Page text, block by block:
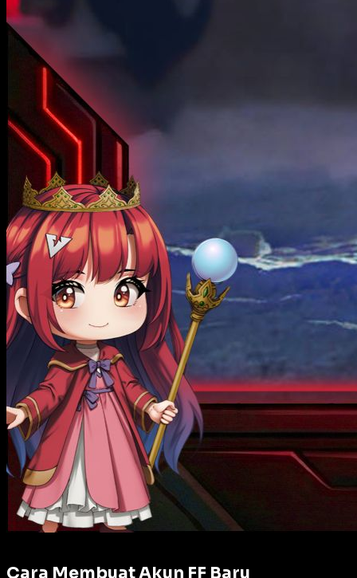
Cara Membuat Akun FF Baru